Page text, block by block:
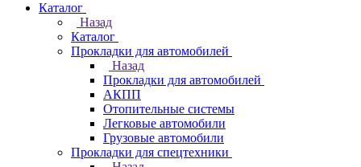
Каталог
Назад
Каталог
Прокладки для автомобилей
Назад
Прокладки для автомобилей
АКПП
Отопительные системы
Легковые автомобили
Грузовые автомобили
Прокладки для спецтехники